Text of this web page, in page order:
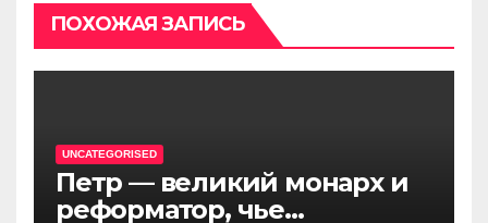
ПОХОЖАЯ ЗАПИСЬ
UNCATEGORISED
Петр — великий монарх и
реформатор, чье